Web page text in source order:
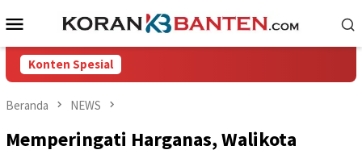
ke
Menu
Mobile
Konten Spesial
Beranda NEWS
Memperingati Harganas, Walikota